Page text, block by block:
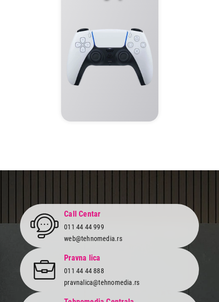
Call Centar
011 44 44 999
web@tehnomedia.rs
Pravna lica
011 44 44 888
pravnalica@tehnomedia.rs